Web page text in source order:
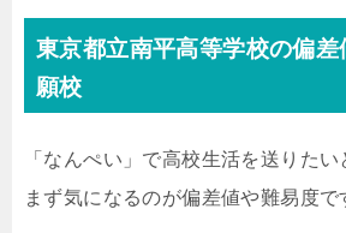
東京都立南平高等学校の偏
願校
「なんぺい」で高校生活を送りたい
まず気になるのが偏差値や難易度で